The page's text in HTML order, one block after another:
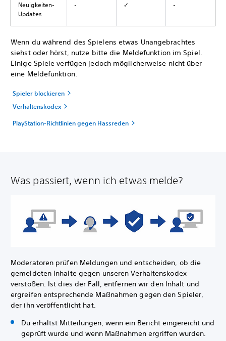
Neuigkeiten-
Updates
- ✓ -
Wenn du während des Spielens etwas Unangebrachtes
siehst oder hörst, nutze bitte die Meldefunktion im Spiel.
Einige Spiele verfügen jedoch möglicherweise nicht über
eine Meldefunktion.
Spieler blockieren
Verhaltenskodex
PlayStation-Richtlinien gegen Hassreden
Was passiert, wenn ich etwas melde?
Moderatoren prüfen Meldungen und entscheiden, ob die
gemeldeten Inhalte gegen unseren Verhaltenskodex
verstoßen. Ist dies der Fall, entfernen wir den Inhalt und
ergreifen entsprechende Maßnahmen gegen den Spieler,
der ihn veröffentlicht hat.
Du erhältst Mitteilungen, wenn ein Bericht eingereicht und
geprüft wurde und wenn Maßnahmen ergriffen wurden.